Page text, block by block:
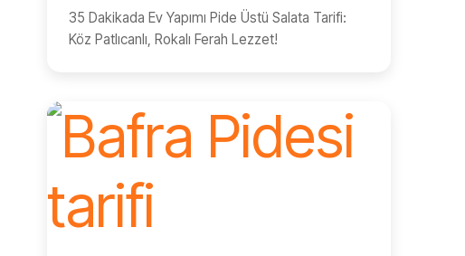
35 Dakikada Ev Yapımı Pide Üstü Salata Tarifi:
Köz Patlıcanlı, Rokalı Ferah Lezzet!